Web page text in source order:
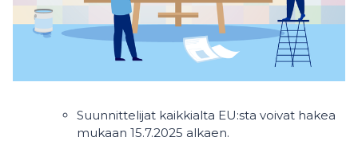
Suunnittelijat kaikkialta EU:sta voivat hakea
mukaan 15.7.2025 alkaen.